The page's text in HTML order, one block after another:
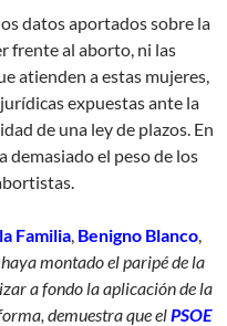
datos aportados sobre la
frente al aborto, ni las
atienden a estas mujeres,
expuestas ante la
de una ley de plazos. En
demasiado el peso de los
Familia, Benigno Blanco,
haya montado el paripé de la
a fondo la aplicación de la
demuestra que elPSOE